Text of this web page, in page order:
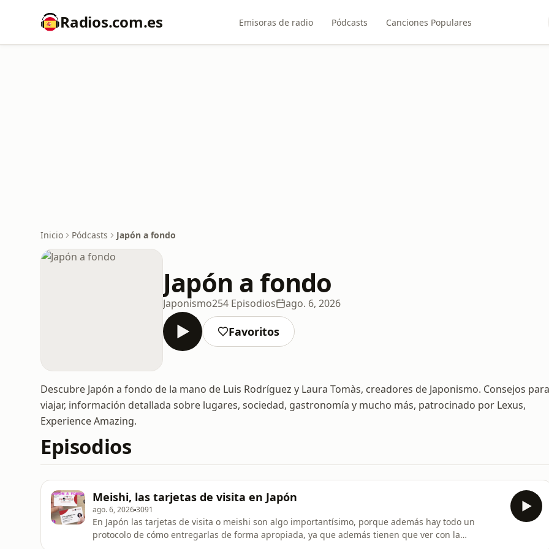
Radios.com.es Emisoras de radio Pódcasts Canciones Populares
Inicio Pódcasts Japón a fondo
Japón a fondo
Japonismo254 Episodios ago. 6, 2026
Favoritos
Descubre Japón a fondo de la mano de Luis Rodríguez y Laura Tomàs, creadores de Japonismo. Consejos para
viajar, información detallada sobre lugares, sociedad, gastronomía y mucho más, patrocinado por Lexus,
Experience Amazing.
Episodios
Meishi, las tarjetas de visita en Japón
ago. 6, 20263091
En Japón las tarjetas de visita o meishi son algo importantísimo, porque además hay todo un
protocolo de cómo entregarlas de forma apropiada, ya que además tienen que ver con la